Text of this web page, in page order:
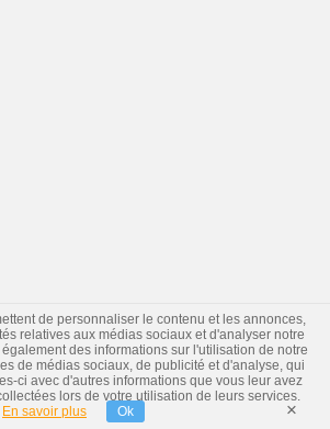
de personnaliser le contenu et les annonces,
relatives aux médias sociaux et d'analyser notre
des informations sur l'utilisation de notre
de médias sociaux, de publicité et d'analyse, qui
ci avec d'autres informations que vous leur avez
lors de votre utilisation de leurs services.
En savoir plus
Ok ×